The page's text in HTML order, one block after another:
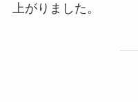
上がりました。